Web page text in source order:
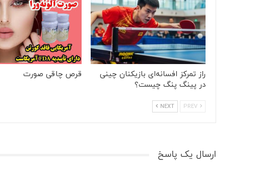
راز تمرکز افسانه‌ای بازیکنان چینی
در پینگ پنگ چیست؟
قرص چاقی صورت
NEXT
ارسال یک پاسخ